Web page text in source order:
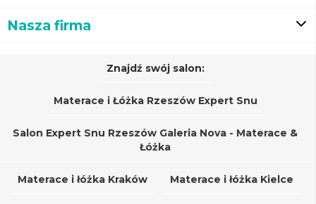
Nasza firma
Znajdź swój salon:
Materace i Łóżka Rzeszów Expert Snu
Salon Expert Snu Rzeszów Galeria Nova - Materace &
Łóżka
Materace i łóżka Kraków Materace i łóżka Kielce